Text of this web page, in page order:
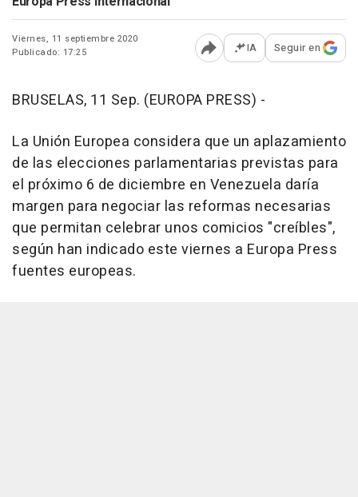
Viernes, 11 septiembre 2020
Publicado: 17:25
Abrir opciones para
IA Seguir en
BRUSELAS, 11 Sep. (EUROPA PRESS) -
La Unión Europea considera que un aplazamiento
de las elecciones parlamentarias previstas para
el próximo 6 de diciembre en Venezuela daría
margen para negociar las reformas necesarias
que permitan celebrar unos comicios "creíbles",
según han indicado este viernes a Europa Press
fuentes europeas.